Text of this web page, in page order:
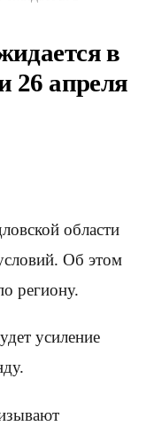
в
26 апреля
области
Об этом
региону.
усиление